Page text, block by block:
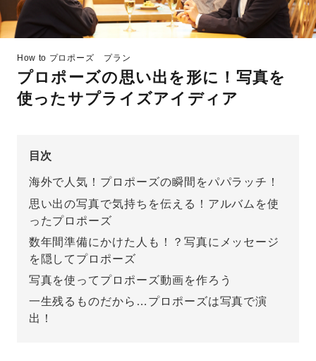
How to プロポーズ プラン
プロポーズの思い出を形に！写真を
使ったサプライズアイディア
目次
海外で人気！プロポーズの瞬間をパパラッチ！
思い出の写真で気持ちを伝える！アルバムを使
ったプロポーズ
数年間準備にかけた人も！？写真にメッセージ
を隠してプロポーズ
写真を使ってプロポーズ動画を作ろう
一生残るものだから…プロポーズは写真で演
出！
プロポーズサポート
スペシャルプロポーズイベント
プロポーズアイテム
おすすめの婚約指輪
パーフェクトプロポーズリング
先輩の体験談
プロポーズ知恵袋
プロポーズ意識調査結果一覧
婚約指輪選び方ガイド
アイプリモについて
ニュース
婚約指輪のご購入と